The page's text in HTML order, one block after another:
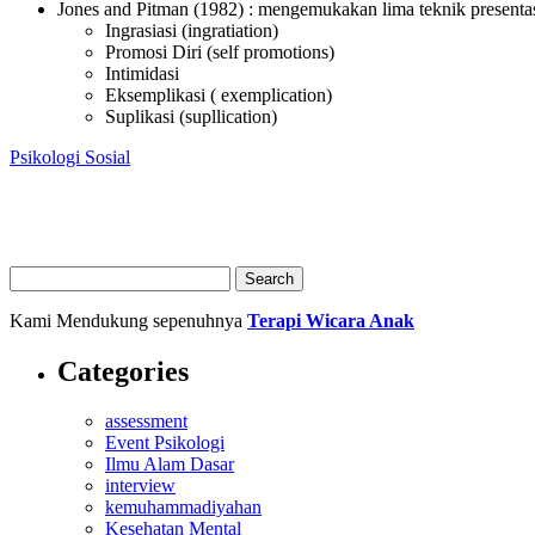
Jones and Pitman (1982) : mengemukakan lima teknik
Ingrasiasi (ingratiation)
Promosi Diri (self promotions)
Intimidasi
Eksemplikasi ( exemplication)
Suplikasi (supllication)
Psikologi Sosial
Kami Mendukung sepenuhnya Terapi Wicara Anak
Categories
assessment
Event Psikologi
Ilmu Alam Dasar
interview
kemuhammadiyahan
Kesehatan Mental